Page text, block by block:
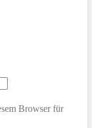
Browser für